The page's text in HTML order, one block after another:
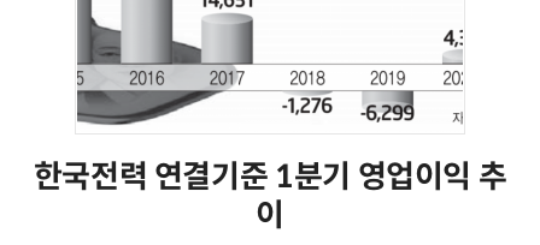
한국전력 연결기준 1분기 영업이익 추
이